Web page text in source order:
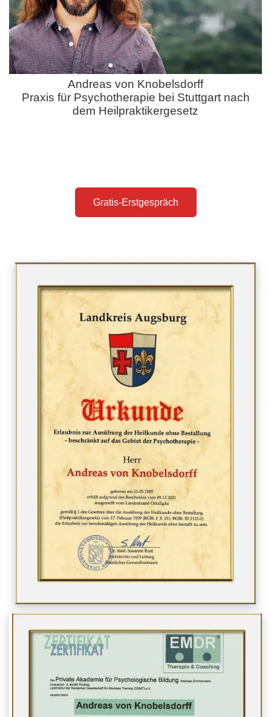
Andreas von Knobelsdorff
‍Praxis für Psychotherapie bei Stuttgart nach
dem Heilpraktikergesetz
Gratis-Erstgespräch